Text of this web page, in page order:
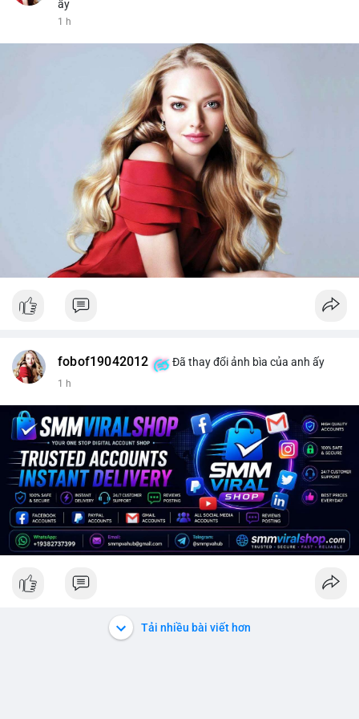
ấy
1 h
fobof19042012 Đã thay đổi ảnh bìa của anh ấy
1 h
Tải nhiều bài viết hơn